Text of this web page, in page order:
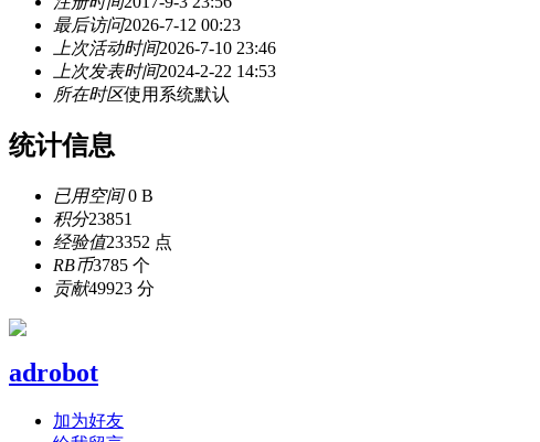
最后访问2026-7-12 00:23
上次活动时间2026-7-10 23:46
上次发表时间2024-2-22 14:53
所在时区使用系统默认
统计信息
已用空间0 B
积分23851
经验值23352 点
RB币3785 个
贡献49923 分
adrobot
加为好友